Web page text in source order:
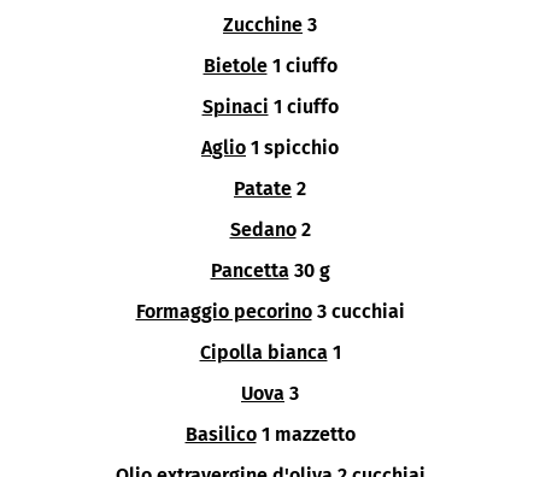
Zucchine 3
Bietole 1 ciuffo
Spinaci 1 ciuffo
Aglio 1 spicchio
Patate 2
Sedano 2
Pancetta 30 g
Formaggio pecorino 3 cucchiai
Cipolla bianca 1
Uova 3
Basilico 1 mazzetto